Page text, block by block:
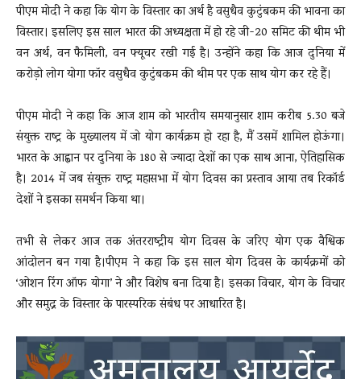
पीएम मोदी ने कहा कि योग के विस्तार का अर्थ है वसुधैव कुटुंबकम की भावना का
विस्तार। इसलिए इस साल भारत की अध्यक्षता में हो रहे जी-20 समिट की थीम भी
वन अर्थ, वन फैमिली, वन फ्यूचर रखी गई है। उन्होंने कहा कि आज दुनिया में
करोड़ो लोग योगा फॉर वसुधैव कुटुंबकम की थीम पर एक साथ योग कर रहे हैं।
पीएम मोदी ने कहा कि आज शाम को भारतीय समयानुसार शाम करीब 5.30 बजे
संयुक्त राष्ट्र के मुख्यालय में जो योग कार्यक्रम हो रहा है, मैं उसमें शामिल होऊंगा।
भारत के आह्वान पर दुनिया के 180 से ज्यादा देशों का एक साथ आना, ऐतिहासिक
है। 2014 में जब संयुक्त राष्ट्र महासभा में योग दिवस का प्रस्ताव आया तब रिकॉर्ड
देशों ने इसका समर्थन किया था।
तभी से लेकर आज तक अंतरराष्ट्रीय योग दिवस के जरिए योग एक वैश्विक
आंदोलन बन गया है।पीएम ने कहा कि इस साल योग दिवस के कार्यक्रमों को
‘ओशन रिंग ऑफ योगा’ ने और विशेष बना दिया है। इसका विचार, योग के विचार
और समुद्र के विस्तार के पारस्परिक संबंध पर आधारित है।